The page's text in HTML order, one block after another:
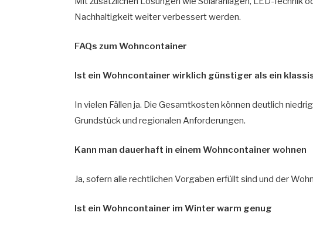
Nachhaltigkeit weiter verbessert werden.
FAQs zum Wohncontainer
Ist ein Wohncontainer wirklich günstiger als ein
In vielen Fällen ja. Die Gesamtkosten können deutlich
Grundstück und regionalen Anforderungen.
Kann man dauerhaft in einem Wohncontainer wohnen
Ja, sofern alle rechtlichen Vorgaben erfüllt sind und der
Ist ein Wohncontainer im Winter warm genug